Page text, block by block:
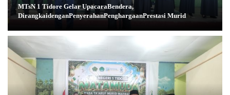
MTsN 1 Tidore Gelar UpacaraBendera,
DirangkaidenganPenyerahanPenghargaanPrestasi Murid